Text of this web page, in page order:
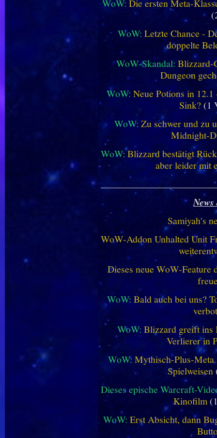
WoW: Die ersten Meta-
WoW: Letzte Chance -
doppelte
WoW-Skandal: Blizzard-
Dungeon
WoW:Neue Potions in
Sink? (1
WoW: Zu schwer und zu
Midnight-
WoW:Blizzard bestätigt
aber leider mit
Samiyah's
WoW-Addon Unhalted Unit
Dieses neue WoW-
WoW: Bald auch bei uns?
WoW: Blizzard greift ins
Verlierer in
WoW:Mythisch-Plus-Meta
Spielweisen
Dieses epische Warcraft-
Kinofilm
WoW: Erst Absicht, dann